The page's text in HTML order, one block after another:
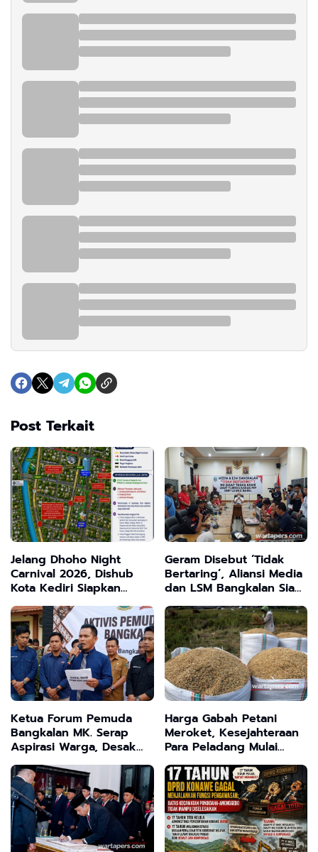
Post Terkait
Jelang Dhoho Night
Carnival 2026, Dishub
Kota Kediri Siapkan
Skema Rekayasa Lalu
Lintas
Geram Disebut ‘Tidak
Bertaring’, Aliansi Media
dan LSM Bangkalan Siap
Usut Tuntas Dugaan
Penggelapan Dana PIP
SMP Ujung Baru
Ketua Forum Pemuda
Bangkalan MK. Serap
Aspirasi Warga, Desak
Evaluasi Kinerja Pejabat
Daerah
Harga Gabah Petani
Meroket, Kesejahteraan
Para Peladang Mulai
Terjamin